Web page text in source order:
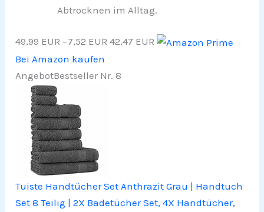
Abtrocknen im Alltag.
49,99 EUR −7,52 EUR 42,47 EUR
Bei Amazon kaufen
AngebotBestseller Nr. 8
Tuiste Handtücher Set Anthrazit Grau | Handtuch
Set 8 Teilig | 2X Badetücher Set, 4X Handtücher,